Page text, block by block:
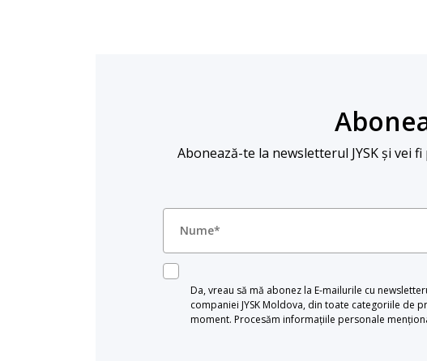
Abonează-te la newsletterul JYSK și
Da, vreau să mă abonez la E-mailurile cu
companiei JYSK Moldova, din toate categoriile de
moment. Procesăm informațiile personale